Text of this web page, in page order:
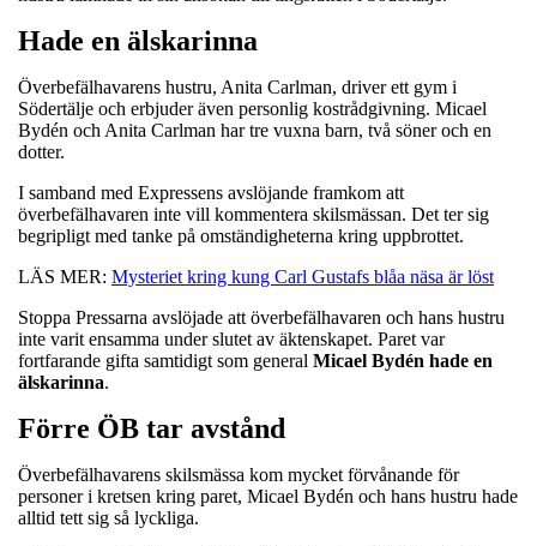
Hade en älskarinna
Överbefälhavarens hustru, Anita Carlman, driver ett gym i
Södertälje och erbjuder även personlig kostrådgivning. Micael
Bydén och Anita Carlman har tre vuxna barn, två söner och en
dotter.
I samband med Expressens avslöjande framkom att
överbefälhavaren inte vill kommentera skilsmässan. Det ter sig
begripligt med tanke på omständigheterna kring uppbrottet.
LÄS MER: Mysteriet kring kung Carl Gustafs blåa näsa är löst
Stoppa Pressarna avslöjade att överbefälhavaren och hans hustru
inte varit ensamma under slutet av äktenskapet. Paret var
fortfarande gifta samtidigt som general Micael Bydén hade en
älskarinna.
Förre ÖB tar avstånd
Överbefälhavarens skilsmässa kom mycket förvånande för
personer i kretsen kring paret, Micael Bydén och hans hustru hade
alltid tett sig så lyckliga.